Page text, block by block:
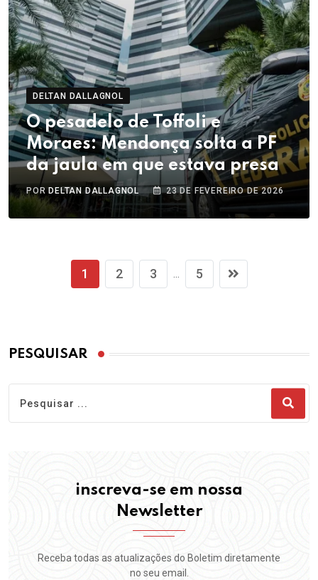
DELTAN DALLAGNOL
O pesadelo de Toffoli e
Moraes: Mendonça solta a PF
da jaula em que estava presa
PORDELTAN DALLAGNOL 23 DE FEVEREIRO DE 2026
1 2 3 ... 5
PESQUISAR
inscreva-se em nossa
Newsletter
Receba todas as atualizações do Boletim diretamente
no seu email.